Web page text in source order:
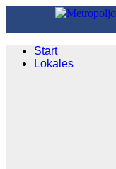
Start
Lokales